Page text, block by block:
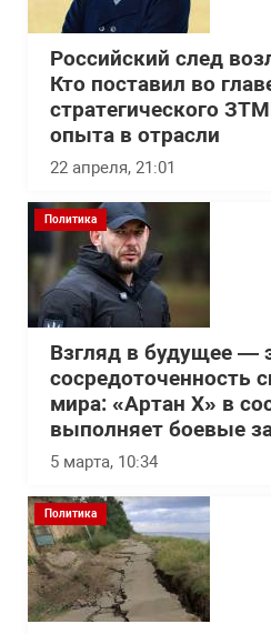
Российский след
Кто поставил во
стратегического
опыта в отрасли
22 апреля, 21:01
Политика
Взгляд в будущее —
сосредоточенность
мира: «Артан Х» в
выполняет боевые
5 марта, 10:34
Политика